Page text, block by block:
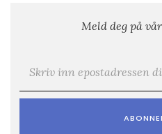
Meld deg på